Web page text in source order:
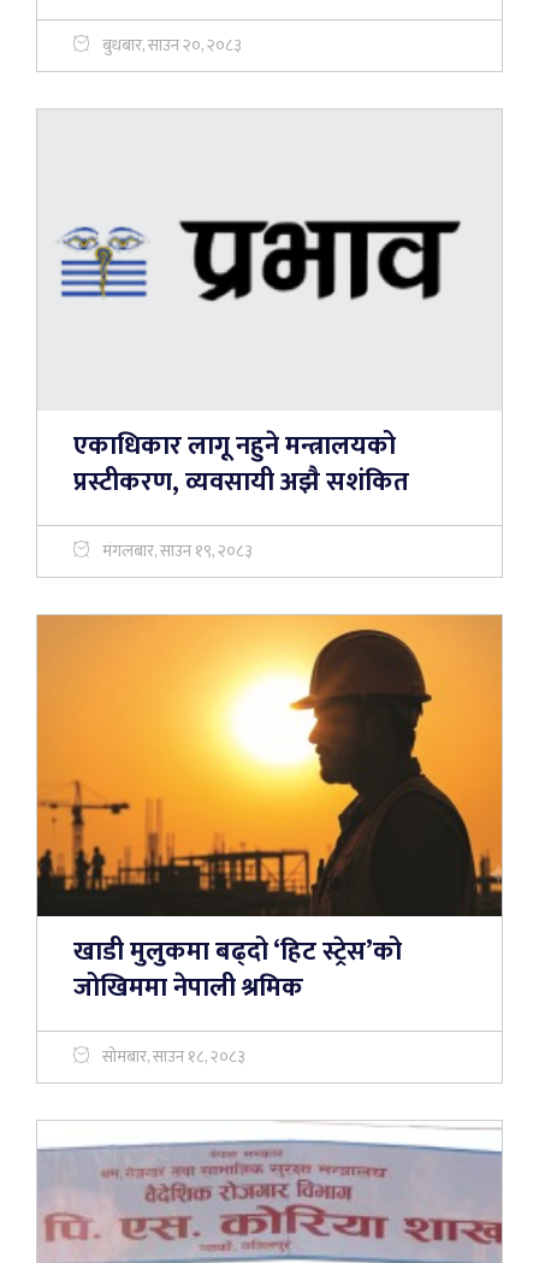
बुधबार, साउन २०, २०८३
एकाधिकार लागू नहुने मन्त्रालयको
प्रस्टीकरण, व्यवसायी अझै सशंकित
मंगलबार, साउन १९, २०८३
खाडी मुलुकमा बढ्दो ‘हिट स्ट्रेस’को
जोखिममा नेपाली श्रमिक
सोमबार, साउन १८, २०८३